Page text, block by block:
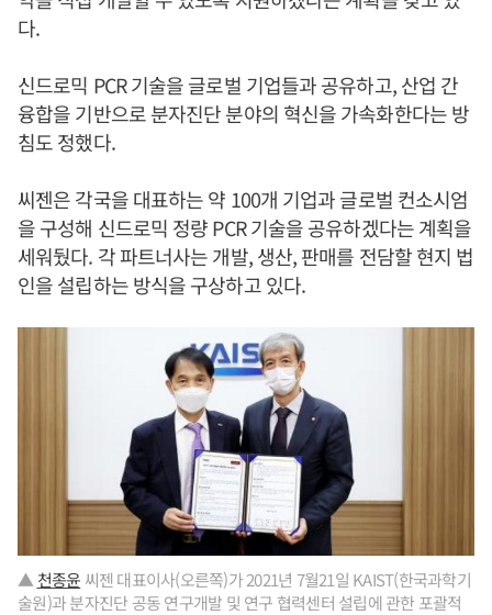
다.
신드로믹 PCR 기술을 글로벌 기업들과 공유하고, 산업 간
융합을 기반으로 분자진단 분야의 혁신을 가속화한다는 방
침도 정했다.
씨젠은 각국을 대표하는 약 100개 기업과 글로벌 컨소시엄
을 구성해 신드로믹 정량 PCR 기술을 공유하겠다는 계획을
세워뒀다. 각 파트너사는 개발, 생산, 판매를 전담할 현지 법
인을 설립하는 방식을 구상하고 있다.
▲ 천종윤 씨젠 대표이사(오른쪽)가 2021년 7월21일 KAIST(한국과학기
술원)과 분자진단 공동 연구개발 및 연구 협력센터 설립에 관한 포괄적